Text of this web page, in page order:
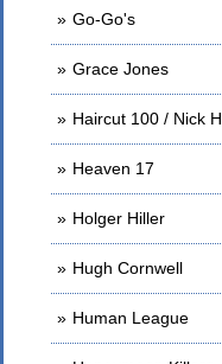
Go-Go's
Grace Jones
Haircut 100 / Nick
Heaven 17
Holger Hiller
Hugh Cornwell
Human League